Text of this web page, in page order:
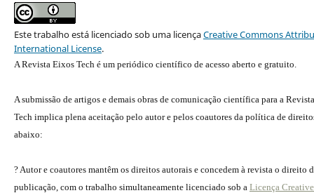
Este trabalho está licenciado sob uma licençaCreative Commons
International License.
A Revista Eixos Tech é um periódico científico de acesso aberto e gratuito.
A submissão de artigos e demais obras de comunicação científica para a
Tech implica plena aceitação pelo autor e pelos coautores da política de
abaixo:
? Autor e coautores mantêm os direitos autorais e concedem à revista o direito
publicação, com o trabalho simultaneamente licenciado sob a Licença Creative